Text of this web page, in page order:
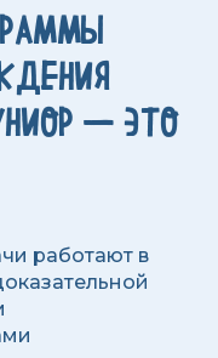
— ЭТО
работают в